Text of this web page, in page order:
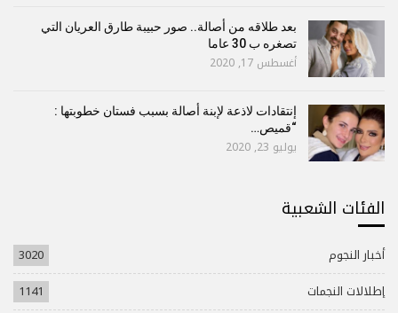
بعد طلاقه من أصالة.. صور حبيبة طارق العريان التي
تصغره ب 30 عاما
أغسطس 17, 2020
إنتقادات لاذعة لإبنة أصالة بسبب فستان خطوبتها :
“قميص…
يوليو 23, 2020
الفئات الشعبية
أخبار النجوم
3020
إطلالات النجمات
1141